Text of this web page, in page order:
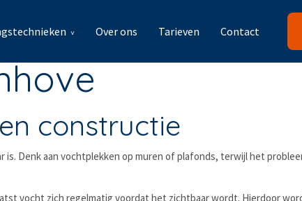
Over ons Tarieven Contact
constructie
is. Denk aan vochtplekken op muren of plafonds, terwijl het
vocht zich regelmatig voordat het zichtbaar wordt. Hierdoor